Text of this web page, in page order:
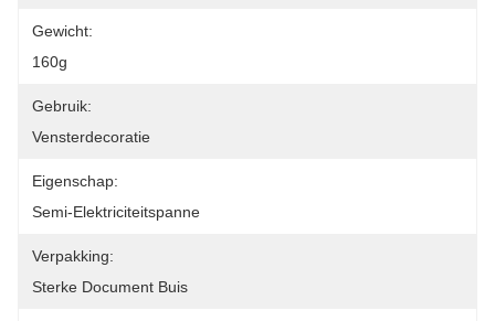
Gewicht:
160g
Gebruik:
Vensterdecoratie
Eigenschap:
Semi-Elektriciteitspanne
Verpakking:
Sterke Document Buis